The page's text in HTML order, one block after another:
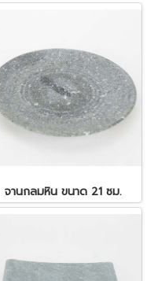
จานกลมหิน ขนาด 21 ซม.